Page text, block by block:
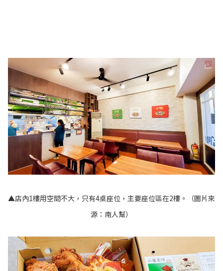
▲店內1樓用空間不大，只有4桌座位，主要座位區在2樓。（圖片來
源：南人幫）